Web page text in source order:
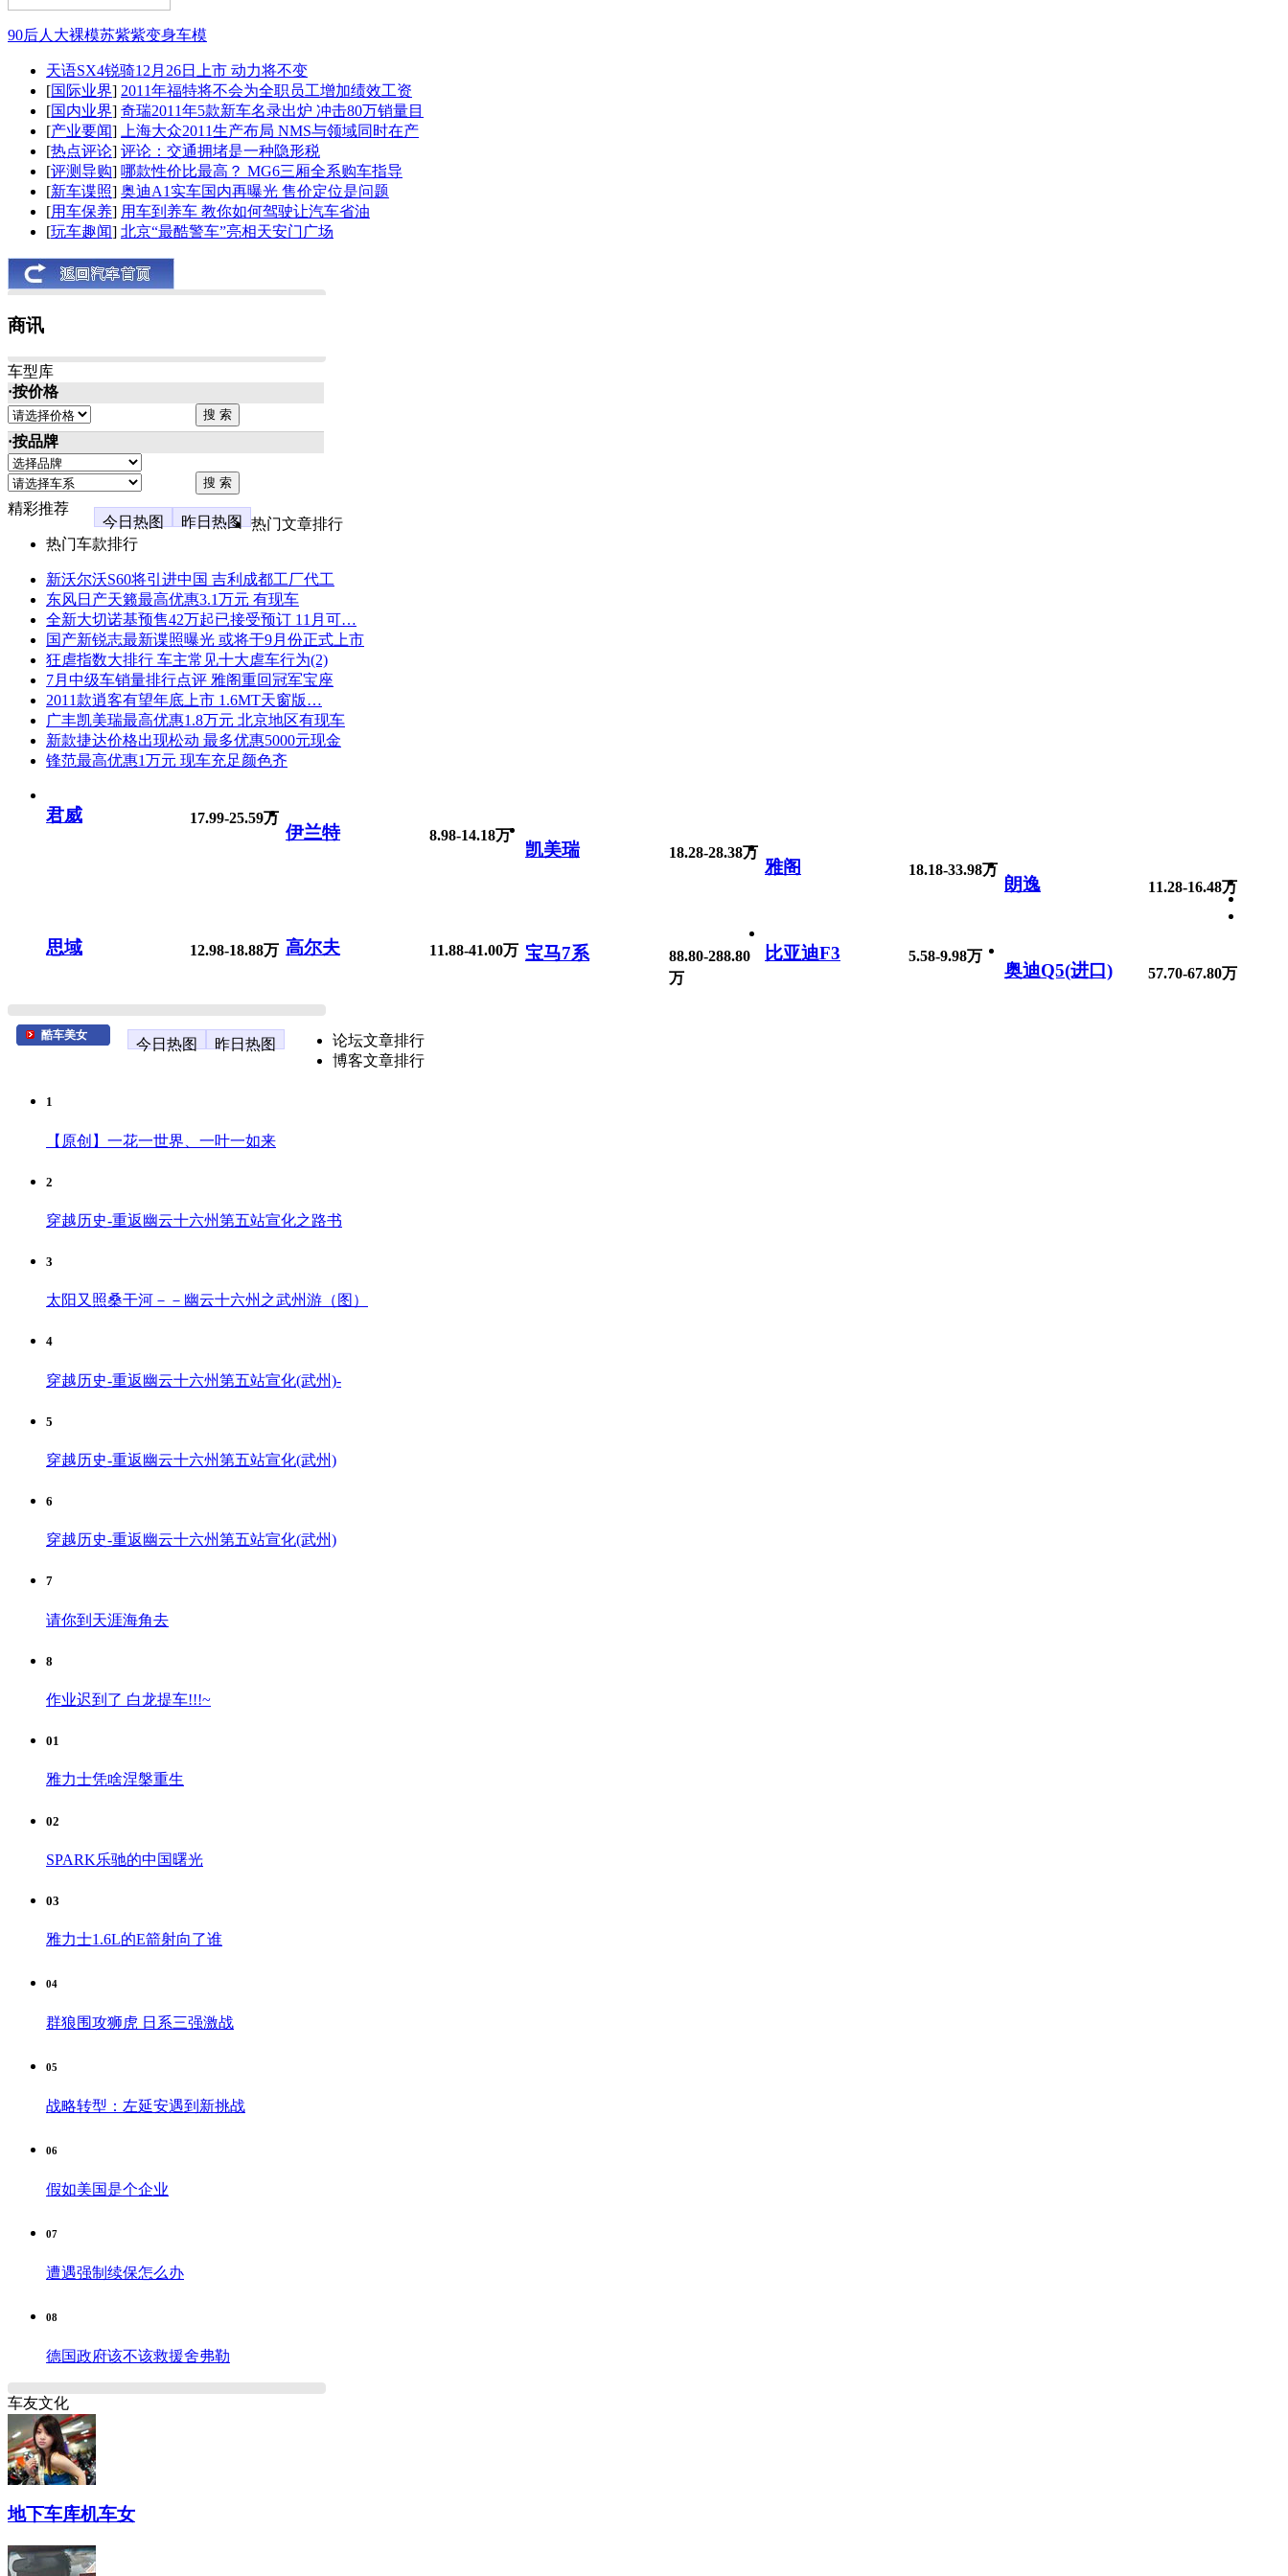
90后人大裸模苏紫紫变身车模
天语SX4锐骑12月26日上市 动力将不变
[国际业界] 2011年福特将不会为全职员工增加绩效工资
[国内业界] 奇瑞2011年5款新车名录出炉 冲击80万销量目
[产业要闻]
上海大众2011生产布局 NMS与领域同时在产
[热点评论] 评论：交通拥堵是一种隐形税
[评测导购] 哪款性价比最高？ MG6三厢全系购车指导
[新车谍照] 奥迪A1实车国内再曝光 售价定位是问题
[用车保养] 用车到养车 教你如何驾驶让汽车省油
[玩车趣闻] 北京“最酷警车”亮相天安门广场
商讯
车型库
·按价格
·按品牌
精彩推荐
今日热图
昨日热图
热门文章排行
热门车款排行
新沃尔沃S60将引进中国 吉利成都工厂代工
东风日产天籁最高优惠3.1万元 有现车
全新大切诺基预售42万起已接受预订 11月可…
国产新锐志最新谍照曝光 或将于9月份正式上市
狂虐指数大排行 车主常见十大虐车行为(2)
7月中级车销量排行点评 雅阁重回冠军宝座
2011款逍客有望年底上市 1.6MT天窗版…
广丰凯美瑞最高优惠1.8万元 北京地区有现车
新款捷达价格出现松动 最多优惠5000元现金
锋范最高优惠1万元 现车充足颜色齐
君威 17.99-25.59万
伊兰特 8.98-14.18万
凯美瑞 18.28-28.38万
雅阁 18.18-33.98万
朗逸 11.28-16.48万
思域 12.98-18.88万 高尔夫 11.88-41.00万 宝马7系
88.80-288.80
万
比亚迪F3 5.58-9.98万
奥迪Q5(进口) 57.70-67.80万
酷车美女
今日热图 昨日热图
论坛文章排行
博客文章排行
1
【原创】一花一世界、一叶一如来
2
穿越历史-重返幽云十六州第五站宣化之路书
3
太阳又照桑干河－－幽云十六州之武州游（图）
4
穿越历史-重返幽云十六州第五站宣化(武州)-
5
穿越历史-重返幽云十六州第五站宣化(武州)
6
穿越历史-重返幽云十六州第五站宣化(武州)
7
请你到天涯海角去
8
作业迟到了 白龙提车!!!~
01
雅力士凭啥涅槃重生
02
SPARK乐驰的中国曙光
03
雅力士1.6L的E箭射向了谁
04
群狼围攻狮虎 日系三强激战
05
战略转型：左延安遇到新挑战
06
假如美国是个企业
07
遭遇强制续保怎么办
08
德国政府该不该救援舍弗勒
车友文化
地下车库机车女